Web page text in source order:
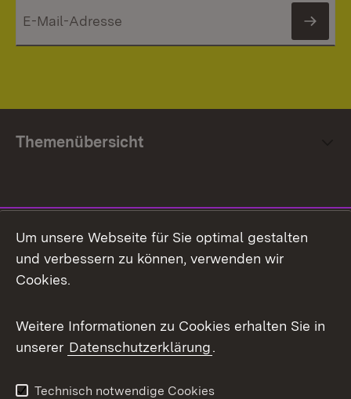
Themenübersicht
Facebook
X / Twitter
Youtube
Um unsere Webseite für Sie optimal gestalten
und verbessern zu können, verwenden wir
Cookies.
Weitere Informationen zu Cookies erhalten Sie in
unserer Datenschutzerklärung.
Technisch notwendige Cookies